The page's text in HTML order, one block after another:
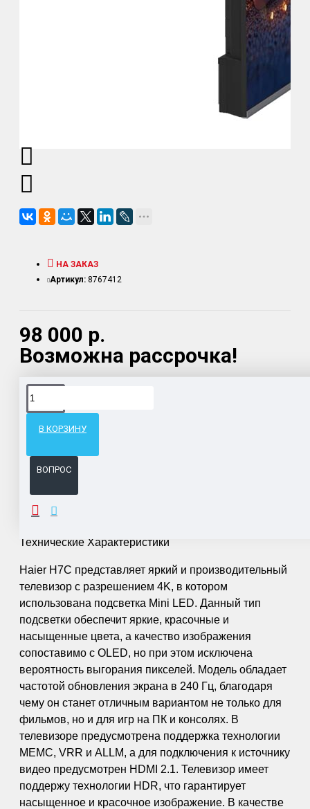
98 000 р.
Возможна рассрочка!
НА ЗАКАЗ
Артикул: 8767412
В КОРЗИНУ
ВОПРОС
Доставка товара по всему Таможенному союзу.
ОПИСАНИЕ
Технические Характеристики
Haier H7C представляет яркий и производительный
телевизор с разрешением 4K, в котором
использована подсветка Mini LED. Данный тип
подсветки обеспечит яркие, красочные и
насыщенные цвета, а качество изображения
сопоставимо с OLED, но при этом исключена
вероятность выгорания пикселей. Модель обладает
частотой обновления экрана в 240 Гц, благодаря
чему он станет отличным вариантом не только для
фильмов, но и для игр на ПК и консолях. В
телевизоре предусмотрена поддержка технологии
MEMC, VRR и ALLM, а для подключения к источнику
видео предусмотрен HDMI 2.1. Телевизор имеет
поддержу технологии HDR, что гарантирует
насыщенное и красочное изображение. В качестве